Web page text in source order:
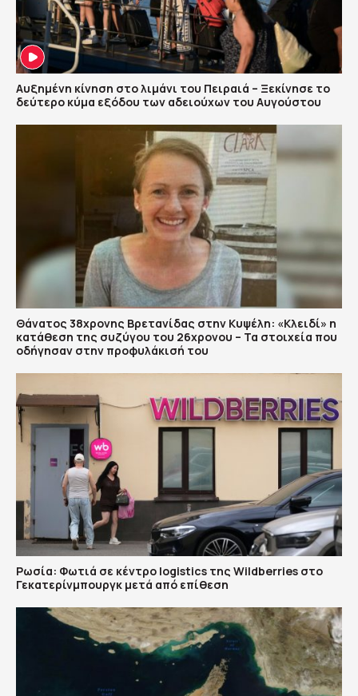
Αυξημένη κίνηση στο λιμάνι του Πειραιά – Ξεκίνησε το
δεύτερο κύμα εξόδου των αδειούχων του Αυγούστου
Θάνατος 38χρονης Βρετανίδας στην Κυψέλη: «Κλειδί» η
κατάθεση της συζύγου του 26χρονου – Τα στοιχεία που
οδήγησαν στην προφυλάκισή του
Ρωσία: Φωτιά σε κέντρο logistics της Wildberries στο
Γεκατερίνμπουργκ μετά από επίθεση